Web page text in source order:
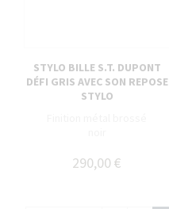
STYLO BILLE S.T. DUPONT
DÉFI GRIS AVEC SON REPOSE
STYLO
290,00 €